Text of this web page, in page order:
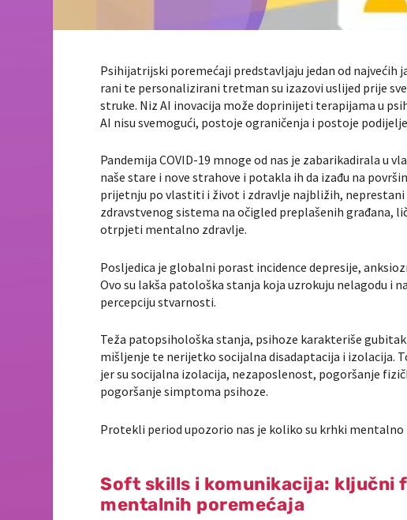
Psihijatrijski poremećaji predstavljaju jedan od najvećih
rani te personalizirani tretman su izazovi uslijed prije
struke. Niz AI inovacija može doprinijeti terapijama u
AI nisu svemogući, postoje ograničenja i postoje
Pandemija COVID-19 mnoge od nas je zabarikadirala u
naše stare i nove strahove i potakla ih da izađu na
prijetnju po vlastiti i život i zdravlje najbližih,
zdravstvenog sistema na očigled preplašenih građana,
otrpjeti mentalno zdravlje.
Posljedica je globalni porast incidence depresije,
Ovo su lakša patološka stanja koja uzrokuju nelagodu i
percepciju stvarnosti.
Teža patopsihološka stanja, psihoze karakteriše
mišljenje te nerijetko socijalna disadaptacija i izolacija.
jer su socijalna izolacija, nezaposlenost, pogoršanje
pogoršanje simptoma psihoze.
Protekli period upozorio nas je koliko su krhki
Soft skills i komunikacija:
mentalnih poremećaja